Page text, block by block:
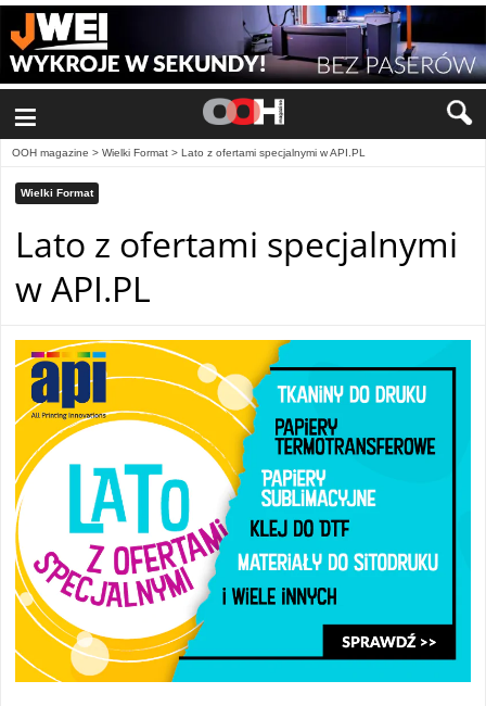
≡
OOH magazine > Wielki Format > Lato z ofertami specjalnymi w API.PL
Wielki Format
Lato z ofertami specjalnymi
w API.PL